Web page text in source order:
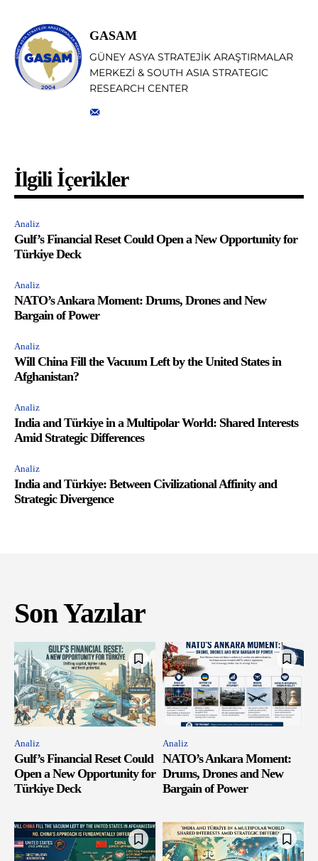
GASAM
GÜNEY ASYA STRATEJİK ARAŞTIRMALAR
MERKEZİ & SOUTH ASIA STRATEGIC
RESEARCH CENTER
İlgili İçerikler
Analiz
Gulf’s Financial Reset Could Open a New Opportunity for
Türkiye Deck
Analiz
NATO’s Ankara Moment: Drums, Drones and New
Bargain of Power
Analiz
Will China Fill the Vacuum Left by the United States in
Afghanistan?
Analiz
India and Türkiye in a Multipolar World: Shared Interests
Amid Strategic Differences
Analiz
India and Türkiye: Between Civilizational Affinity and
Strategic Divergence
Son Yazılar
Analiz
Gulf’s Financial Reset Could
Open a New Opportunity for
Türkiye Deck
Analiz
NATO’s Ankara Moment:
Drums, Drones and New
Bargain of Power